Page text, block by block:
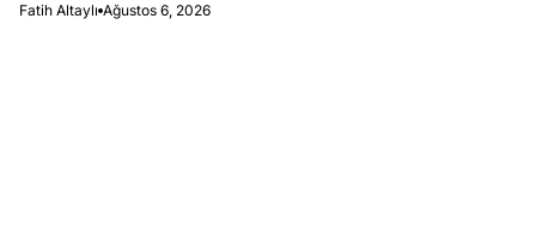
Fatih Altaylı Ağustos 6, 2026